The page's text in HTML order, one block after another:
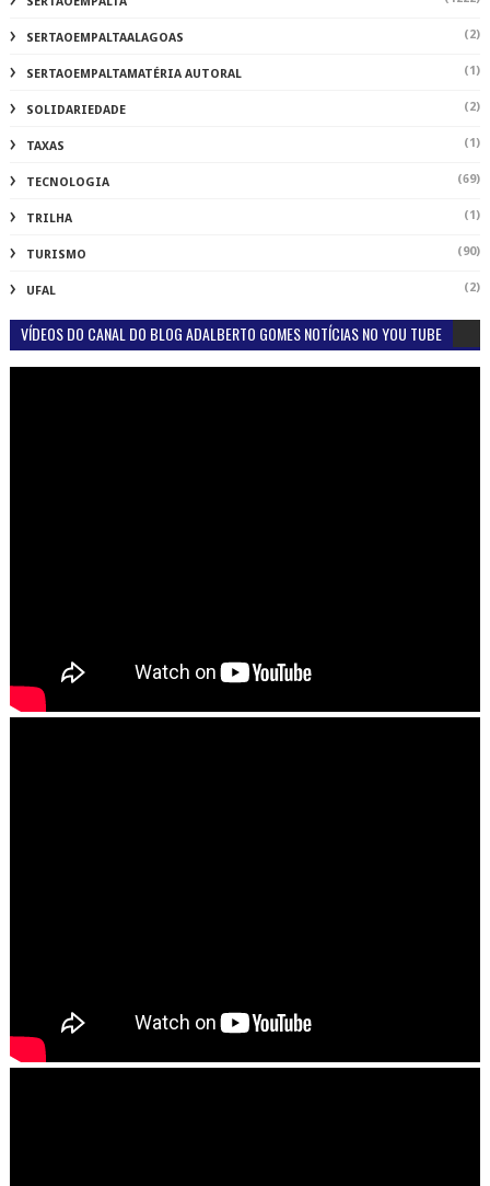
SERTAOEMPALTAALAGOAS (2)
SERTAOEMPALTAMATÉRIA AUTORAL (1)
SOLIDARIEDADE (2)
TAXAS (1)
TECNOLOGIA (69)
TRILHA (1)
TURISMO (90)
UFAL (2)
VÍDEOS DO CANAL DO BLOG ADALBERTO GOMES NOTÍCIAS NO YOU TUBE